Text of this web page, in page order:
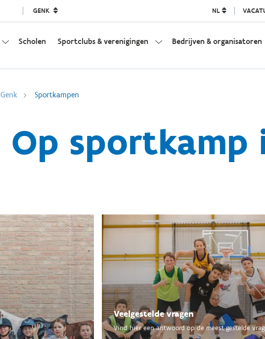
GENK NL
Scholen Sportclubs & verenigingen Bedrijven & organisatoren
Genk Sportkampen
Op sportkamp
Veelgestelde vragen
Vind hier een antwoord op de meest gestelde